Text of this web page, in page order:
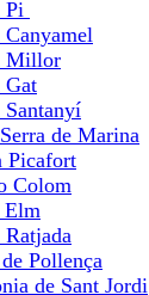
Pi
Canyamel
Millor
Gat
Santanyí
de Marina
Picafort
Colom
Elm
Ratjada
Pollença
de Sant Jordi